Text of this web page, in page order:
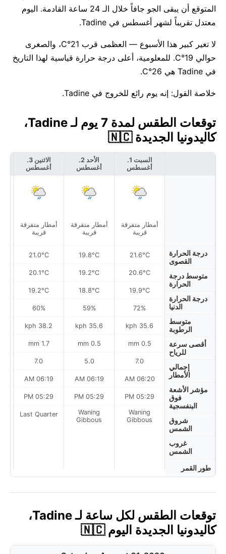
المتوقع أن يبقى الجو جافاً خلال الـ 24 ساعة القادمة. اليوم
معتدل تقريباً لشهر أغسطس في Tadine.
لا تغير كبير هذا الأسبوع — العظمى قرب 21°C، والصغرى
حوالي 19°C. للمعلومية، أعلى درجة حرارة قياسية لهذا التاريخ
في Tadine هي 26°C.
خلاصة القول: إنه يوم رائع للخروج في Tadine.
توقعات الطقس لمدة 7 يوم لـ Tadine،
كاليدونيا الجديدة 🇳🇨
درجة الحرارة
القصوى
متوسط درجة
الحرارة
درجة الحرارة
الدنيا
متوسط
الرطوبة
أقصى سرعة
للرياح
إجمالي
الأمطار
مؤشر الأشعة
فوق
البنفسجية
شروق
الشمس
غروب
الشمس
طور القمر
السبت 1.
أغسطس
أمطار متفرقة
قريبة
21.6°C
20.6°C
19.9°C
72%
35.6 kph
0.5 mm
7.0
06:20 AM
05:29 PM
Waning
Gibbous
الأحد 2.
أغسطس
أمطار متفرقة
قريبة
19.8°C
19.2°C
18.8°C
59%
35.6 kph
0.5 mm
5.0
06:19 AM
05:29 PM
Waning
Gibbous
الاثنين 3.
أغسطس
أمطار متفرقة
قريبة
21.0°C
20.1°C
19.2°C
60%
38.2 kph
1.7 mm
7.0
06:19 AM
05:29 PM
Last Quarter
توقعات الطقس لكل ساعة لـ Tadine،
كاليدونيا الجديدة اليوم 🇳🇨